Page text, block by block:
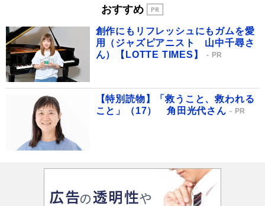
おすすめ
創作にもリフレッシュにもガムを愛
用（ジャズピアニスト 山中千尋さ
ん）【LOTTE TIMES】
PR
【特別読物】「救うこと、救われる
こと」（17） 角田光代さん
PR